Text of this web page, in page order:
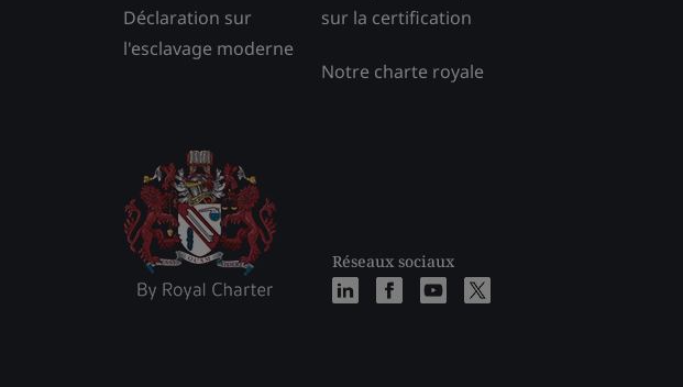
Déclaration sur
l'esclavage moderne
sur la certification
Notre charte royale
Réseaux sociaux